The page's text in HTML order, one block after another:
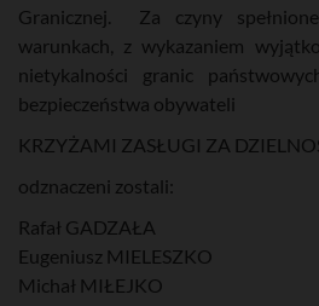
Granicznej. Za czyny
warunkach, z wykazaniem
nietykalności granic
bezpieczeństwa obywateli
KRZYŻAMI ZASŁUGI ZA
odznaczeni zostali:
Rafał GADZAŁA
Eugeniusz MIELESZKO
Michał MIŁEJKO